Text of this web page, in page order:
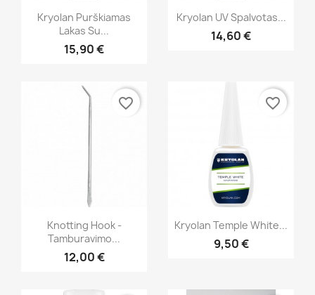
Greita peržiūra
+1
Kryolan Purškiamas
Lakas Su...
15,90 €
Greita peržiūra
Kryolan UV Spalvotas...
14,60 €
Greita peržiūra
Knotting Hook -
Tamburavimo...
12,00 €
favorite_border
Greita peržiūra
Kryolan Temple White...
9,50 €
favorite_border